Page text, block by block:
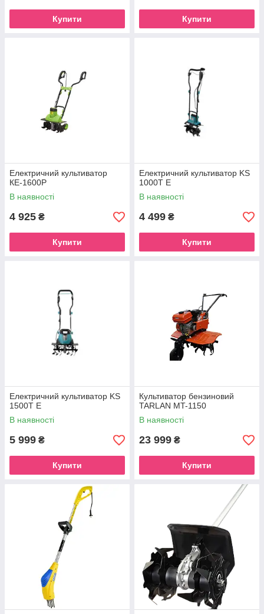
Купити Купити
Електричний культиватор
КЕ-1600Р
В наявності
4 925 ₴
Купити
Електричний культиватор KS
1000T E
В наявності
4 499 ₴
Купити
Електричний культиватор KS
1500T E
В наявності
5 999 ₴
Купити
Культиватор бензиновий
TARLAN MT-1150
В наявності
23 999 ₴
Купити